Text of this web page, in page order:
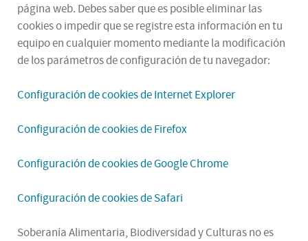
página web. Debes saber que es posible eliminar las
cookies o impedir que se registre esta información en tu
equipo en cualquier momento mediante la modificación
de los parámetros de configuración de tu navegador:
Configuración de cookies de Internet Explorer
Configuración de cookies de Firefox
Configuración de cookies de Google Chrome
Configuración de cookies de Safari
Soberanía Alimentaria, Biodiversidad y Culturas no es